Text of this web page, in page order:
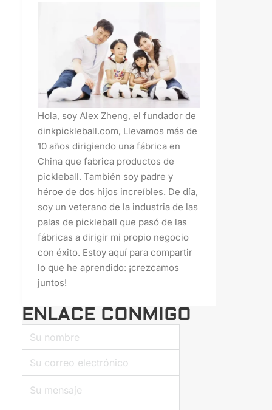
Hola, soy Alex Zheng, el fundador de
dinkpickleball.com, Llevamos más de
10 años dirigiendo una fábrica en
China que fabrica productos de
pickleball. También soy padre y
héroe de dos hijos increíbles. De día,
soy un veterano de la industria de las
palas de pickleball que pasó de las
fábricas a dirigir mi propio negocio
con éxito. Estoy aquí para compartir
lo que he aprendido: ¡crezcamos
juntos!
ENLACE CONMIGO